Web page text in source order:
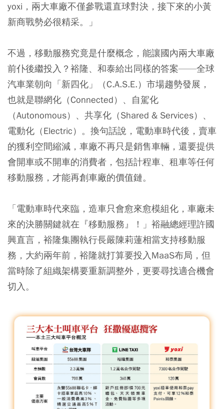
yoxi，兩大車廠不僅參戰還直球對決，接下來的小黃
新商戰勢必很精采。」
不過，移動服務究竟是什麼概念，能讓國內兩大車廠
前仆後繼投入？裕隆、和泰給出同樣的答案——全球
汽車業朝向「新四化」（C.A.S.E.）市場趨勢發展，
也就是聯網化（Connected）、自駕化
（Autonomous）、共享化（Shared & Services）、
電動化（Electric）。換句話說，電動車時代後，賣車
的獲利空間縮減，車廠不再只是銷售車輛，還要提供
會開車或不開車的消費者，包括計程車、租車等任何
移動服務，才能再創車廠的價值鏈。
「電動車時代來臨，造車只會愈來愈模組化，車廠未
來的決勝關鍵就在『移動服務』！」裕融總經理許國
興直言，裕隆集團執行長嚴陳莉蓮相當支持移動服
務，大約兩年前，裕隆就打算要投入MaaS布局，但
當時除了組織架構要重新調整外，更要尋找適合機會
切入。